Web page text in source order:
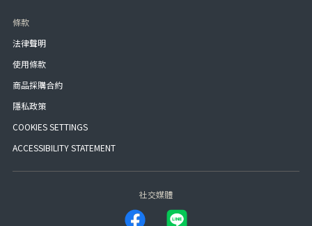
條款
法律聲明
使用條款
商品採購合約
隱私政策
COOKIES SETTINGS
ACCESSIBILITY STATEMENT
社交媒體